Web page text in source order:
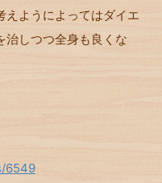
えようによってはダイエ
治しつつ全身も良くな
6549